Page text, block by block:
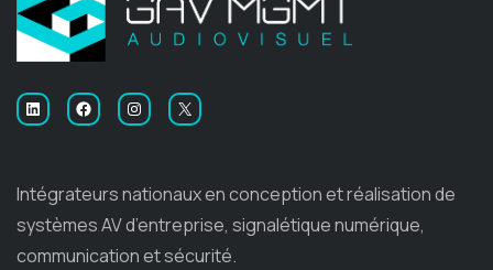
LinkedInFacebook
Instagram
X
Intégrateurs nationaux en conception et réalisation de
systèmes AV d’entreprise, signalétique numérique,
communication et sécurité.